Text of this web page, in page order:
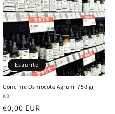
Esaurito
Concime Osmocote Agrumi 750 gr
Fornitore:
KB
Prezzo
€0,00 EUR